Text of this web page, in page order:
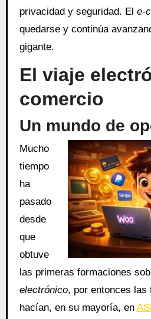
privacidad y seguridad. El e-
quedarse y continúa
gigante.
El viaje
comercio
Un mundo de
Mucho
tiempo
ha
pasado
desde
que
obtuve
las primeras formaciones
electrónico, por entonces las
hacían, en su mayoría, en